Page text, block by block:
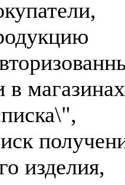
в магазинах
изделия,